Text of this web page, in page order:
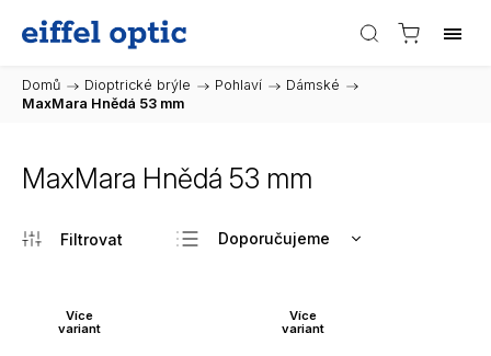
Domů / Dioptrické brýle / Pohlaví / Dámské /
MaxMara Hnědá 53 mm
MaxMara Hnědá 53 mm
Doporučujeme
Nejdražší
Více
variant
Více
variant